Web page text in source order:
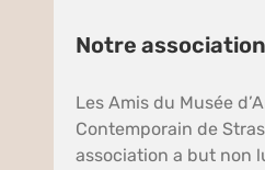
Notre association
Les Amis du Musée
Contemporain de
association a but non